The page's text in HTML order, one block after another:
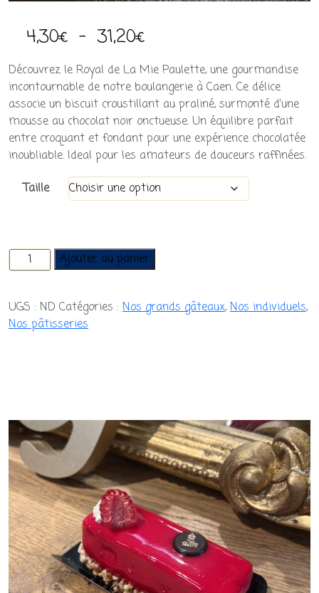
4,30€ – 31,20€Plage
de
prix :
4,30€
à
Découvrez le Royal de La Mie Paulette, une gourmandise
incontournable de notre boulangerie à Caen. Ce délice
associe un biscuit croustillant au praliné, surmonté d’une
mousse au chocolat noir onctueuse. Un équilibre parfait
entre croquant et fondant pour une expérience chocolatée
inoubliable. Ideal pour les amateurs de douceurs raffinées.
Taille
quantité
de
Ajouter au panier
UGS : ND Catégories : Nos grands gâteaux, Nos individuels,
Nos pâtisseries